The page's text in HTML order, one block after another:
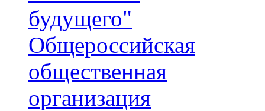
будущего"
Общероссийская
общественная
организация